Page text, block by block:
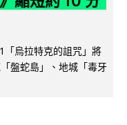
「烏拉特克的詛咒」將
盤蛇島」、地城「毒牙